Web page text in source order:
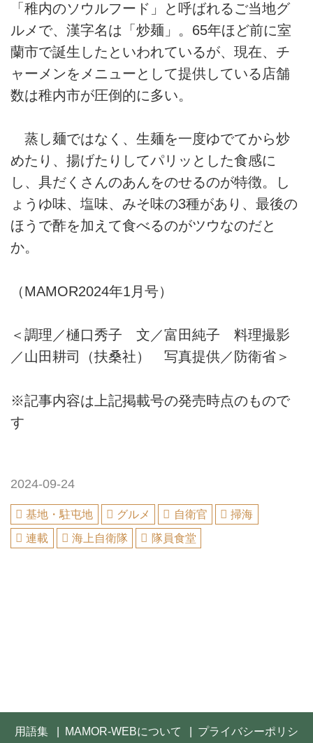
「稚内のソウルフード」と呼ばれるご当地グ
ルメで、漢字名は「炒麺」。65年ほど前に室
蘭市で誕生したといわれているが、現在、チ
ャーメンをメニューとして提供している店舗
数は稚内市が圧倒的に多い。
蒸し麺ではなく、生麺を一度ゆでてから炒
めたり、揚げたりしてパリッとした食感に
し、具だくさんのあんをのせるのが特徴。し
ょうゆ味、塩味、みそ味の3種があり、最後の
ほうで酢を加えて食べるのがツウなのだと
か。
（MAMOR2024年1月号）
＜調理／樋口秀子 文／富田純子 料理撮影
／山田耕司（扶桑社） 写真提供／防衛省＞
※記事内容は上記掲載号の発売時点のもので
す
2024-09-24
基地・駐屯地 グルメ 自衛官
掃海
連載
海上自衛隊 隊員食堂
用語集 MAMOR-WEBについて プライバシーポリシ